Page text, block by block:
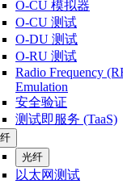
O-CU 模拟器
O-CU 测试
O-DU 测试
O-RU 测试
Radio Frequency
Emulation
安全验证
测试即服务 (TaaS)
光纤
以太网测试